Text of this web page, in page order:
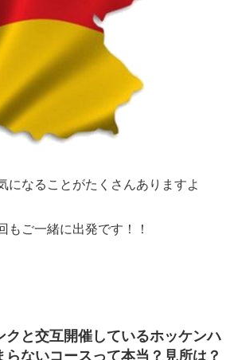
になることがたくさんありますよ
もご一緒に出発です！！
クと交互開催しているホッケンハ
らないコースって本当？見所は？